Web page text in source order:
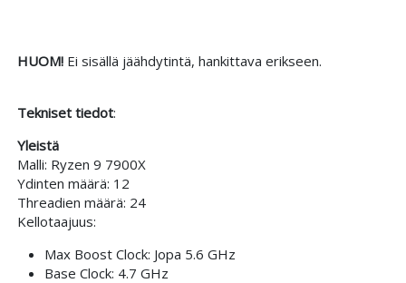
HUOM!Ei sisällä jäähdytintä, hankittava erikseen.
Tekniset tiedot:
Yleistä
Malli: Ryzen 9 7900X
Ydinten määrä: 12
Threadien määrä: 24
Kellotaajuus:
Max Boost Clock: Jopa 5.6 GHz
Base Clock: 4.7 GHz